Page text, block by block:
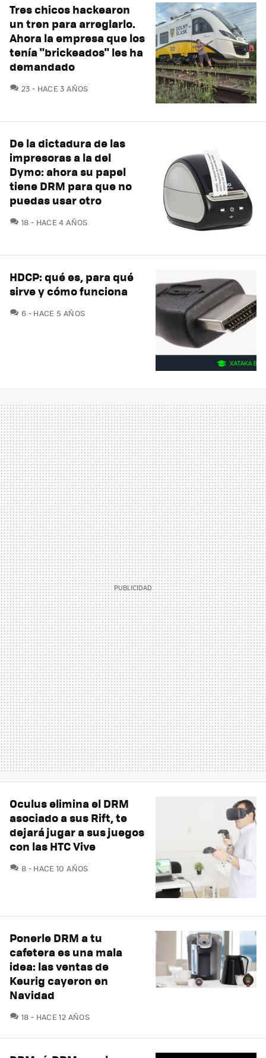
Tres chicos hackearon
un tren para arreglarlo.
Ahora la empresa que los
tenía "brickeados" les ha
demandado
23 COMENTARIOS
HACE 3 AÑOS
De la dictadura de las
impresoras a la del
Dymo: ahora su papel
tiene DRM para que no
puedas usar otro
18 COMENTARIOS
HACE 4 AÑOS
HDCP: qué es, para qué
sirve y cómo funciona
6 COMENTARIOS
HACE 5 AÑOS
Oculus elimina el DRM
asociado a sus Rift, te
dejará jugar a sus juegos
con las HTC Vive
8 COMENTARIOS
HACE 10 AÑOS
Ponerle DRM a tu
cafetera es una mala
idea: las ventas de
Keurig cayeron en
Navidad
18 COMENTARIOS
HACE 12 AÑOS